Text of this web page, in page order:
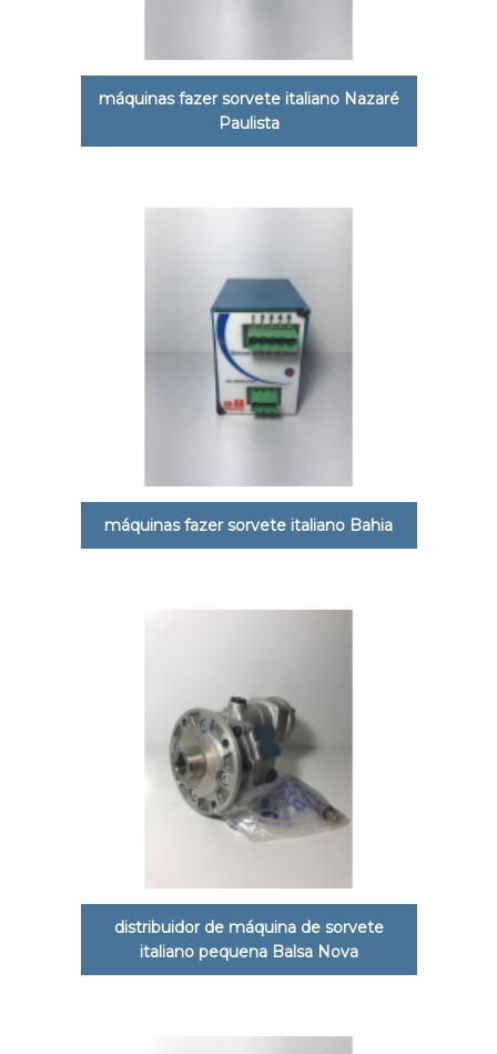
máquinas fazer sorvete italiano Nazaré
Paulista
máquinas fazer sorvete italiano Bahia
distribuidor de máquina de sorvete
italiano pequena Balsa Nova